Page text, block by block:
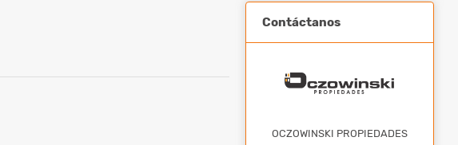
Contáctanos
OCZOWINSKI PROPIEDADES